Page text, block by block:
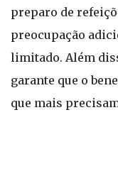
preparo de
preocupação
limitado. Além
garante que o
que mais